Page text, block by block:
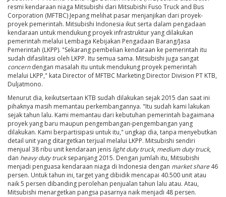
CONTACT
US
resmi kendaraan niaga Mitsubishi dari Mitsubishi Fuso Truck and Bus
Corporation (MFTBC) Jepang melihat pasar menjanjikan dari proyek-
proyek pemerintah. Mitsubishi Indonesia ikut serta dalam pengadaan
kendaraan untuk mendukung proyek infrastruktur yang dilakukan
pemerintah melalui Lembaga Kebijakan Pengadaan Barang/Jasa
Pemerintah (LKPP). "Sekarang pembelian kendaraan ke pemerintah itu
sudah difasilitasi oleh LKPP. Itu semua sama. Mitsubishi juga sangat
concerndengan masalah itu untuk mendukung proyek pemerintah
melalui LKPP," kata Director of MFTBC Marketing Director Division PT KTB,
Duljatmono.
Menurut dia, keikutsertaan KTB sudah dilakukan sejak 2015 dan saat ini
pihaknya masih memantau perkembangannya. "Itu sudah kami lakukan
sejak tahun lalu. Kami memantau dari kebutuhan pemerintah bagaimana
proyek yang baru maupun pengembangan-pengembangan yang
dilakukan. Kami berpartisipasi untuk itu," ungkap dia, tanpa menyebutkan
detail unit yang ditargetkan terjual melalui LKPP. Mitsubishi sendiri
menjual 38 ribu unit kendaraan jenis light duty truck, medium duty truck,
dan heavy duty trucksepanjang 2015. Dengan jumlah itu, Mitsubishi
menjadi penguasa kendaraan niaga di Indonesia dengan market share 46
persen. Untuk tahun ini, target yang dibidik mencapai 40.500 unit atau
naik 5 persen dibanding perolehan penjualan tahun lalu atau. Atau,
Mitsubishi menargetkan pangsa pasarnya naik menjadi 48 persen.